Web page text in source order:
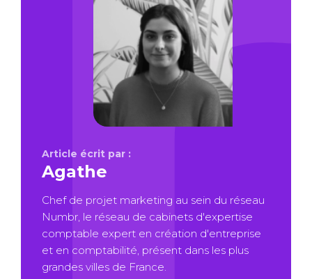
Article écrit par :
Agathe
Chef de projet marketing au sein du réseau
Numbr, le réseau de cabinets d'expertise
comptable expert en création d'entreprise
et en comptabilité, présent dans les plus
grandes villes de France.